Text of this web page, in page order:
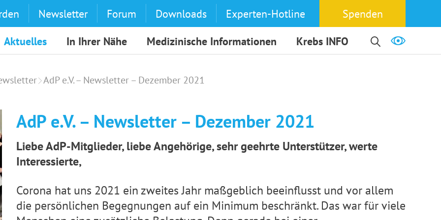
Newsletter Forum Downloads Experten-Hotline
Spenden
Aktuelles In Ihrer Nähe Medizinische Informationen Krebs INFO
AdP e.V. – Newsletter – Dezember 2021
AdP e.V. – Newsletter – Dezember 2021
Liebe AdP-Mitglieder, liebe Angehörige, sehr geehrte Unterstützer, werte
Interessierte,
Corona hat uns 2021 ein zweites Jahr maßgeblich beeinflusst und vor allem
die persönlichen Begegnungen auf ein Minimum beschränkt. Das war für viele